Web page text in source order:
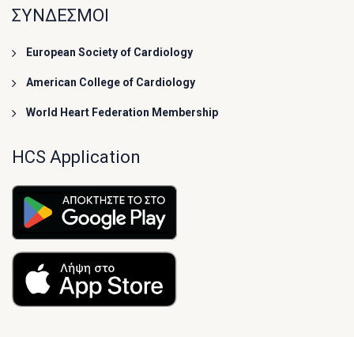
ΣΥΝΔΕΣΜΟΙ
European Society of Cardiology
American College of Cardiology
World Heart Federation Membership
HCS Application